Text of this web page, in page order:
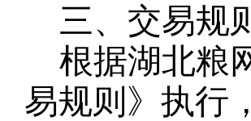
三、交易规
根据湖北粮
易规则》执行